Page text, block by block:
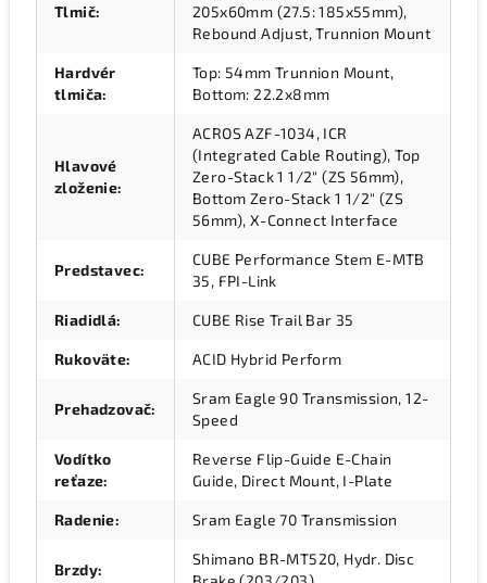
Tlmič:
205x60mm (27.5: 185x55mm),
Rebound Adjust, Trunnion Mount
Hardvér
tlmiča:
Top: 54mm Trunnion Mount,
Bottom: 22.2x8mm
Hlavové
zloženie:
ACROS AZF-1034, ICR
(Integrated Cable Routing), Top
Zero-Stack 1 1/2" (ZS 56mm),
Bottom Zero-Stack 1 1/2" (ZS
56mm), X-Connect Interface
Predstavec:
CUBE Performance Stem E-MTB
35, FPI-Link
Riadidlá: CUBE Rise Trail Bar 35
Rukoväte: ACID Hybrid Perform
Prehadzovač:
Sram Eagle 90 Transmission, 12-
Speed
Vodítko
reťaze:
Reverse Flip-Guide E-Chain
Guide, Direct Mount, I-Plate
Radenie: Sram Eagle 70 Transmission
Brzdy:
Shimano BR-MT520, Hydr. Disc